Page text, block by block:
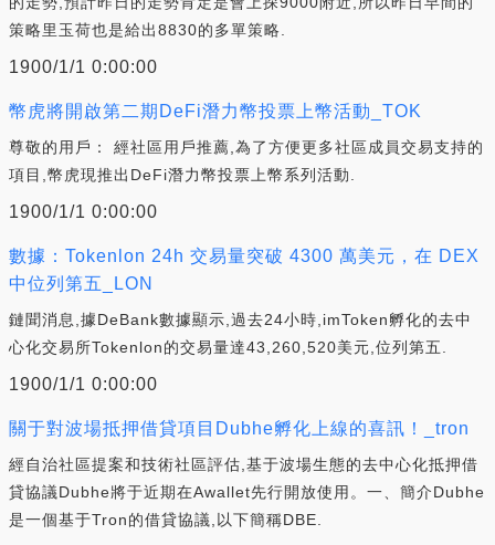
策略里玉荷也是給出8830的多單策略.
1900/1/1 0:00:00
幣虎將開啟第二期DeFi潛力幣投票上幣活動_TOK
尊敬的用戶： 經社區用戶推薦,為了方便更多社區成員交易支持的
項目,幣虎現推出DeFi潛力幣投票上幣系列活動.
1900/1/1 0:00:00
數據：Tokenlon 24h 交易量突破 4300 萬美元，在 DEX
中位列第五_LON
鏈聞消息,據DeBank數據顯示,過去24小時,imToken孵化的去中
心化交易所Tokenlon的交易量達43,260,520美元,位列第五.
1900/1/1 0:00:00
關于對波場抵押借貸項目Dubhe孵化上線的喜訊！_tron
經自治社區提案和技術社區評估,基于波場生態的去中心化抵押借
貸協議Dubhe將于近期在Awallet先行開放使用。一、簡介Dubhe
是一個基于Tron的借貸協議,以下簡稱DBE.